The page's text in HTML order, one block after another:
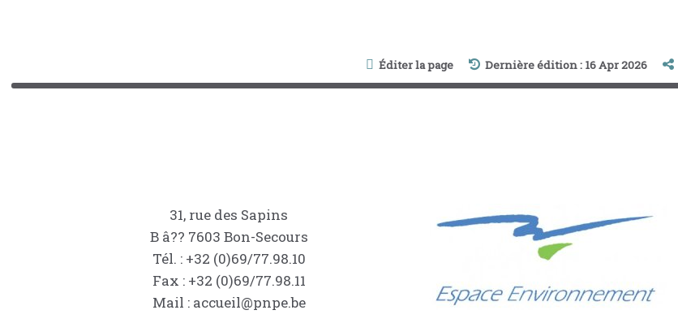
Éditer la page Dernière édition : 16 Apr 2026
31, rue des Sapins
B â?? 7603 Bon-Secours
Tél. : +32 (0)69/77.98.10
Fax : +32 (0)69/77.98.11
Mail : accueil@pnpe.be